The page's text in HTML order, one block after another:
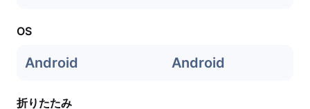
OS
Android Android
折りたたみ